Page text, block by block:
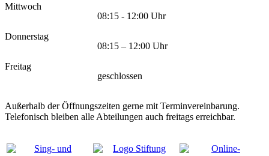
Mittwoch
08:15 - 12:00 Uhr
Donnerstag
08:15 – 12:00 Uhr
Freitag
geschlossen
Außerhalb der Öffnungszeiten gerne mit Terminvereinbarung.
Telefonisch bleiben alle Abteilungen auch freitags erreichbar.